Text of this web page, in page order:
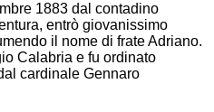
1883 dal contadino
entrò giovanissimo
il nome di frate Adriano.
Calabria e fu ordinato
cardinale Gennaro